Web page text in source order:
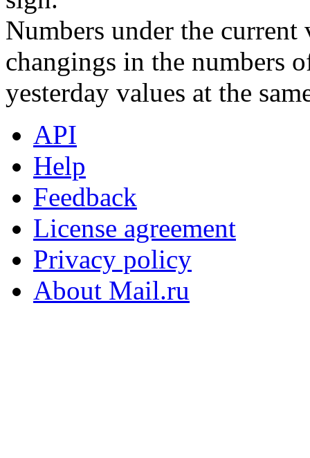
Numbers under the
changings in the numbers
yesterday values at the
API
Help
Feedback
License agreement
Privacy policy
About Mail.ru